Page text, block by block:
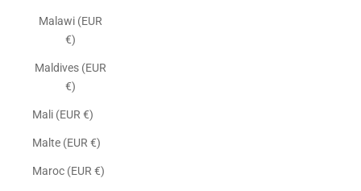
Malawi (EUR
€)
Maldives (EUR
€)
Mali (EUR €)
Malte (EUR €)
Maroc (EUR €)